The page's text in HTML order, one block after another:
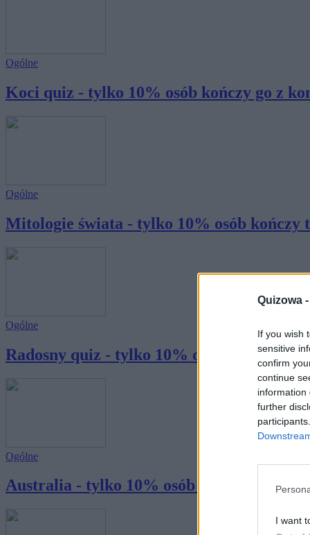
Quizowa -
If you wish
sensitive
confirm
continue
information
further
I want
Ogólne
Koci quiz - tylko 10% osób kończy go z
Ogólne
Mitologie świata - tylko 10% osób kończy
Ogólne
Radosny quiz - tylko 10% osób kończy go
Ogólne
Australia - tylko 10% osób kończy ten